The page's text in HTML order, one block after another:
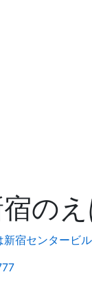
の